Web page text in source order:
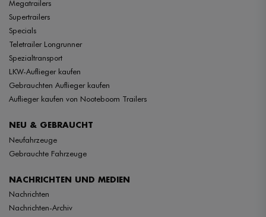
Megatrailers
Supertrailers
Specials
Teletrailer Longrunner
Spezialtransport
LKW-Auflieger kaufen
Gebrauchten Auflieger kaufen
Auflieger kaufen von Nooteboom Trailers
NEU & GEBRAUCHT
Neufahrzeuge
Gebrauchte Fahrzeuge
NACHRICHTEN UND MEDIEN
Nachrichten
Nachrichten-Archiv